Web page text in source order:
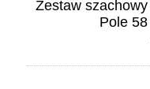
Zestaw szachowy
Pole